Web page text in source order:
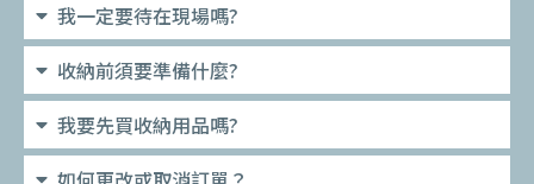
我一定要待在現場嗎?
收納前須要準備什麼?
我要先買收納用品嗎?